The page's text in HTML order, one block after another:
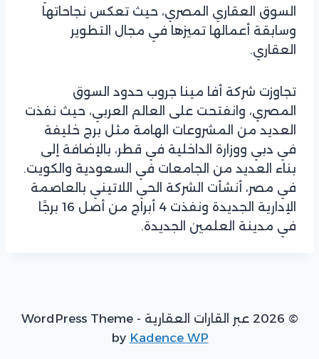
السوق العقاري المصري، حيث تعكس نجاحاتها
وسابقة أعمالها تميزها في مجال التطوير
العقاري.
تجاوزت شركة أفا مينا جروب حدود السوق
المصري، وانفتحت على العالم العربي، حيث نفذت
العديد من المشروعات الهامة مثل برج خليفة
في دبي ووزارة الداخلية في قطر، بالإضافة إلى
بناء العديد من الجامعات في السعودية والكويت.
في مصر، أنشأت الشركة الحي اللاتيني بالعاصمة
الإدارية الجديدة ونفذت 4 أبراج من أصل 16 برجًا
في مدينة العلمين الجديدة.
© 2026 عبر القارات العقارية - WordPress Theme
by Kadence WP